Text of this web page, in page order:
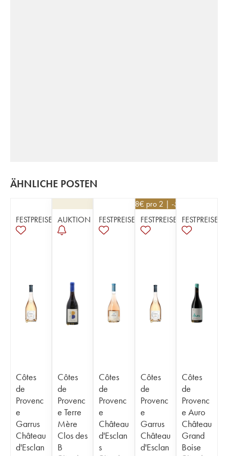
ÄHNLICHE POSTEN
FESTPREISE
Côtes
de
Provenc
e
Garrus
Château
d'Esclan
AUKTION
Côtes
de
Provenc
e Terre
Mère
Clos des
B
FESTPREISE
Côtes
de
Provenc
e
Château
d'Esclan
s
228€ pro 2 | -5%
FESTPREISE
Côtes
de
Provenc
e
Garrus
Château
d'Esclan
FESTPREISE
Côtes
de
Provenc
e Auro
Château
Grand
Boise